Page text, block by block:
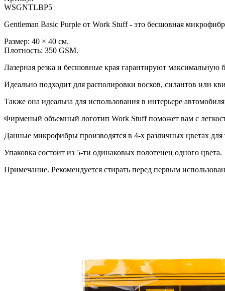
WSGNTLBP5
Gentleman Basic Purple от Work Stuff - это бесшовная
Размер: 40 × 40 см.
Плотность: 350 GSM.
Лазерная резка и бесшовные края гарантируют максимальную
Идеально подходит для располировки восков, силантов или
Также она идеальна для использования в интерьере
Фирменый объемный логотип Work Stuff поможет вам с
Данные микрофибры производятся в 4-х различных цветах
Упаковка состоит из 5-ти одинаковых полотенец одного цвета.
Примечание. Рекомендуется стирать перед первым